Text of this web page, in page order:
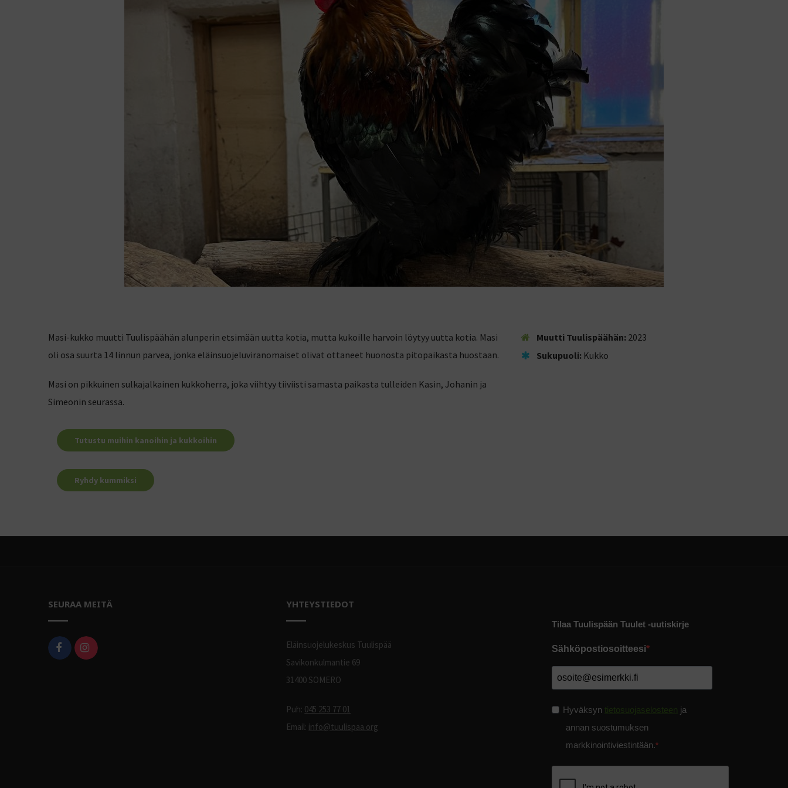
Masi-kukko muutti Tuulispäähän alunperin etsimään uutta kotia, mutta kukoille harvoin löytyy uutta kotia. Masi
oli osa suurta 14 linnun parvea, jonka eläinsuojeluviranomaiset olivat ottaneet huonosta pitopaikasta huostaan.
Masi on pikkuinen sulkajalkainen kukkoherra, joka viihtyy tiiviisti samasta paikasta tulleiden Kasin, Johanin ja
Simeonin seurassa.
Muutti Tuulispäähän:2023
Sukupuoli:Kukko
Tutustu muihin kanoihin ja kukkoihin
Ryhdy kummiksi
SEURAA MEITÄ YHTEYSTIEDOT
Eläinsuojelukeskus Tuulispää
Savikonkulmantie 69
31400 SOMERO
Puh: 045 253 77 01
Email: info@tuulispaa.org
Tilaa Tuulispään Tuulet -uutiskirje
Sähköpostiosoitteesi
Hyväksyn tietosuojaselosteen ja
annan suostumuksen
markkinointiviestintään.